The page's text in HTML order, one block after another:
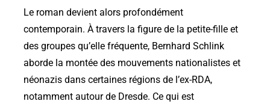
Le roman devient alors profondément
contemporain. À travers la figure de la petite-fille et
des groupes qu’elle fréquente, Bernhard Schlink
aborde la montée des mouvements nationalistes et
néonazis dans certaines régions de l’ex-RDA,
notamment autour de Dresde. Ce qui est